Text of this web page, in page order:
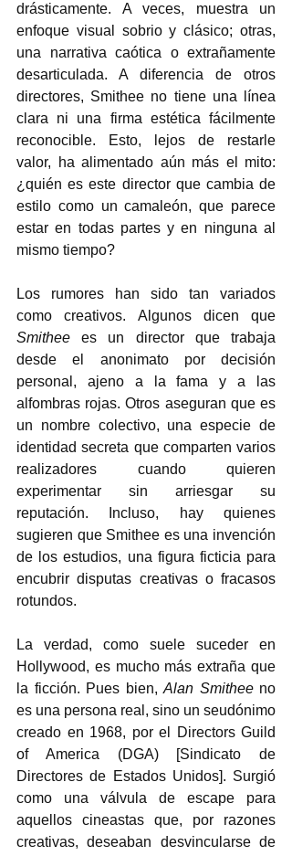
drásticamente. A veces, muestra un
enfoque visual sobrio y clásico; otras,
una narrativa caótica o extrañamente
desarticulada. A diferencia de otros
directores, Smithee no tiene una línea
clara ni una firma estética fácilmente
reconocible. Esto, lejos de restarle
valor, ha alimentado aún más el mito:
¿quién es este director que cambia de
estilo como un camaleón, que parece
estar en todas partes y en ninguna al
mismo tiempo?
Los rumores han sido tan variados
Smithee es un director que trabaja
desde el anonimato por decisión
personal, ajeno a la fama y a las
alfombras rojas. Otros aseguran que es
un nombre colectivo, una especie de
identidad secreta que comparten varios
realizadores cuando quieren
experimentar sin arriesgar su
reputación. Incluso, hay quienes
sugieren que Smithee es una invención
de los estudios, una figura ficticia para
encubrir disputas creativas o fracasos
rotundos.
La verdad, como suele suceder en
Hollywood, es mucho más extraña que
la ficción. Pues bien, Alan Smithee no
es una persona real, sino un seudónimo
creado en 1968, por el Directors Guild
of America (DGA) [Sindicato de
Directores de Estados Unidos]. Surgió
como una válvula de escape para
aquellos cineastas que, por razones
creativas, deseaban desvincularse de